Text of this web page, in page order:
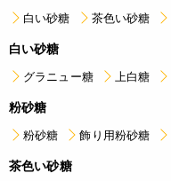
白い砂糖 茶色い砂糖
白い砂糖
グラニュー糖 上白糖
粉砂糖
粉砂糖 飾り用粉砂糖
茶色い砂糖